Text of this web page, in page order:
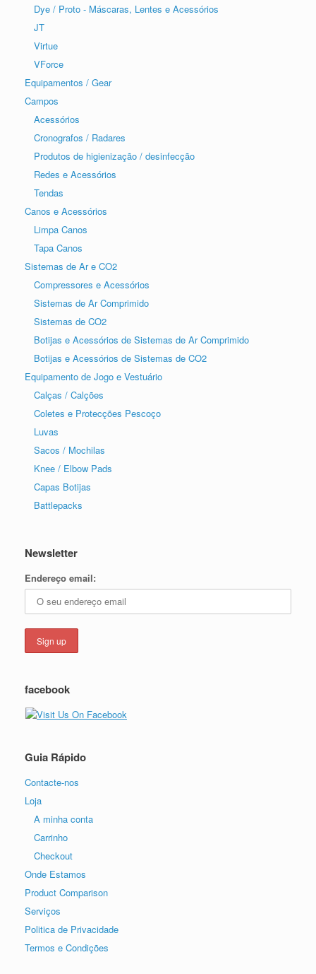
Dye / Proto - Máscaras, Lentes e Acessórios
JT
Virtue
VForce
Equipamentos / Gear
Campos
Acessórios
Cronografos / Radares
Produtos de higienização / desinfecção
Redes e Acessórios
Tendas
Canos e Acessórios
Limpa Canos
Tapa Canos
Sistemas de Ar e CO2
Compressores e Acessórios
Sistemas de Ar Comprimido
Sistemas de CO2
Botijas e Acessórios de Sistemas de Ar Comprimido
Botijas e Acessórios de Sistemas de CO2
Equipamento de Jogo e Vestuário
Calças / Calções
Coletes e Protecções Pescoço
Luvas
Sacos / Mochilas
Knee / Elbow Pads
Capas Botijas
Battlepacks
Newsletter
Endereço email:
facebook
Guia Rápido
Contacte-nos
Loja
A minha conta
Carrinho
Checkout
Onde Estamos
Product Comparison
Serviços
Politica de Privacidade
Termos e Condições